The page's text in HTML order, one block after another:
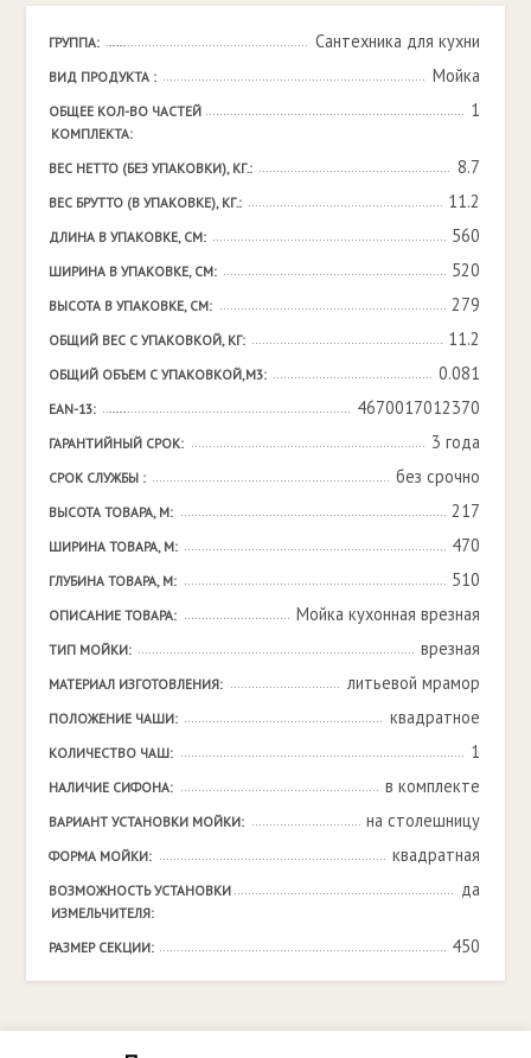
ГРУППА: Сантехника для кухни
ВИД ПРОДУКТА : Мойка
ОБЩЕЕ КОЛ-ВО ЧАСТЕЙ
КОМПЛЕКТА:
1
ВЕС НЕТТО (БЕЗ УПАКОВКИ), КГ.: 8.7
ВЕС БРУТТО (В УПАКОВКЕ), КГ.: 11.2
ДЛИНА В УПАКОВКЕ, СМ: 560
ШИРИНА В УПАКОВКЕ, СМ: 520
ВЫСОТА В УПАКОВКЕ, СМ: 279
ОБЩИЙ ВЕС С УПАКОВКОЙ, КГ: 11.2
ОБЩИЙ ОБЪЕМ С УПАКОВКОЙ,М3: 0.081
EAN-13: 4670017012370
ГАРАНТИЙНЫЙ СРОК: 3 года
СРОК СЛУЖБЫ : без срочно
ВЫСОТА ТОВАРА, М: 217
ШИРИНА ТОВАРА, М: 470
ГЛУБИНА ТОВАРА, М: 510
ОПИСАНИЕ ТОВАРА: Мойка кухонная врезная
ТИП МОЙКИ: врезная
МАТЕРИАЛ ИЗГОТОВЛЕНИЯ: литьевой мрамор
ПОЛОЖЕНИЕ ЧАШИ: квадратное
КОЛИЧЕСТВО ЧАШ: 1
НАЛИЧИЕ СИФОНА: в комплекте
ВАРИАНТ УСТАНОВКИ МОЙКИ: на столешницу
ФОРМА МОЙКИ: квадратная
ВОЗМОЖНОСТЬ УСТАНОВКИ
ИЗМЕЛЬЧИТЕЛЯ:
да
РАЗМЕР СЕКЦИИ: 450